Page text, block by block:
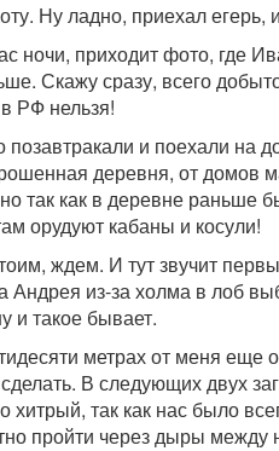
Ну ладно, приехал егерь,
ночи, приходит фото, где
Скажу сразу, всего
РФ нельзя!
позавтракали и поехали на
деревня, от домов
так как в деревне раньше
орудуют кабаны и косули!
ждем. И тут звучит
Андрея из-за холма в лоб
и такое бывает.
метрах от меня еще
В следующих двух
так как нас было
пройти через дыры между